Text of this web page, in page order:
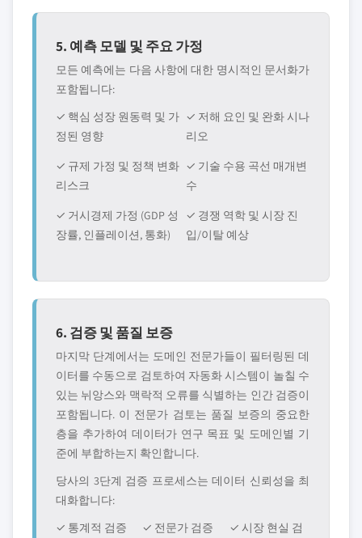
5. 예측 모델 및 주요 가정
모든 예측에는 다음 사항에 대한 명시적인 문서화가
포함됩니다:
✓ 핵심 성장 원동력 및 가
정된 영향
✓ 저해 요인 및 완화 시나
리오
✓ 규제 가정 및 정책 변화
리스크
✓ 기술 수용 곡선 매개변
수
✓ 거시경제 가정 (GDP 성
장률, 인플레이션, 통화)
✓ 경쟁 역학 및 시장 진
입/이탈 예상
6. 검증 및 품질 보증
마지막 단계에서는 도메인 전문가들이 필터링된 데
이터를 수동으로 검토하여 자동화 시스템이 놀칠 수
있는 뉘앙스와 맥락적 오류를 식별하는 인간 검증이
포함됩니다. 이 전문가 검토는 품질 보증의 중요한
층을 추가하여 데이터가 연구 목표 및 도메인별 기
준에 부합하는지 확인합니다.
당사의 3단계 검증 프로세스는 데이터 신뢰성을 최
대화합니다:
✓ 통계적 검증
✓ 전문가 검증
✓ 시장 현실 검